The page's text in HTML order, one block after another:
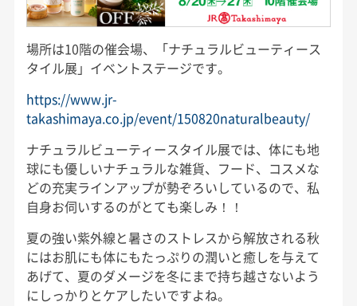
場所は10階の催会場、「ナチュラルビューティース
タイル展」イベントステージです。
https://www.jr-
takashimaya.co.jp/event/150820naturalbeauty/
ナチュラルビューティースタイル展では、体にも地
球にも優しいナチュラルな雑貨、フード、コスメな
どの充実ラインアップが勢ぞろいしているので、私
自身お伺いするのがとても楽しみ！！
夏の強い紫外線と暑さのストレスから解放される秋
にはお肌にも体にもたっぷりの潤いと癒しを与えて
あげて、夏のダメージを冬にまで持ち越さないよう
にしっかりとケアしたいですよね。